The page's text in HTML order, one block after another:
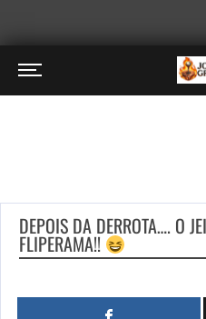
DEPOIS DA DERROTA…. O
FLIPERAMA!!